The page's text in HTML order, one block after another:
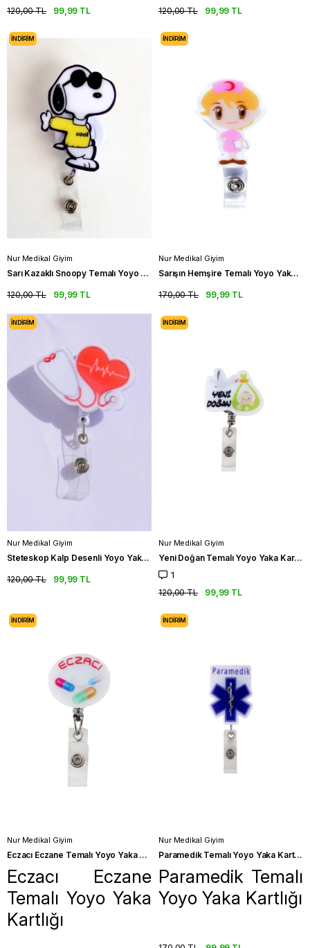
99,99 TL
120,00 TL 99,99 TL
120,00 TL
Nur Medikal Giyim
Sarı Kazaklı Snoopy Temalı Yoyo Yaka Kartlığı
99,99 TL
120,00 TL
İNDIRIM
Nur Medikal Giyim
Sarışın Hemşire Temalı Yoyo Yaka Kartlığı
99,99 TL
170,00 TL
İNDIRIM
Nur Medikal Giyim
Steteskop Kalp Desenli Yoyo Yaka Kartlığı
99,99 TL
120,00 TL
İNDIRIM
Nur Medikal Giyim
Yeni Doğan Temalı Yoyo Yaka Kartlığı
1
99,99 TL
120,00 TL
İNDIRIM
Nur Medikal Giyim
Eczacı Eczane Temalı Yoyo Yaka Kartlığı
Eczacı Eczane
Temalı Yoyo Yaka
Kartlığı
İNDIRIM
Nur Medikal Giyim
Paramedik Temalı Yoyo Yaka Kartlığı
Paramedik Temalı
Yoyo Yaka Kartlığı
İNDIRIM